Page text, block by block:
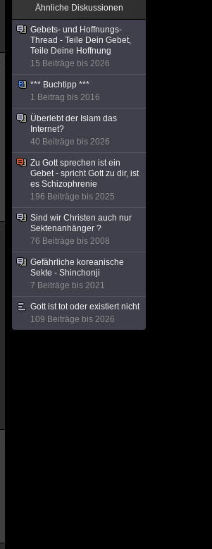
Ähnliche Diskussionen
Gebets- und Hoffnungs-
Thread - Teile Dein Gebet,
Teile Deine Hoffnung
15 Beiträge bis 2026
*** Buchtipp ***
1 Beitrag bis 2016
Überlebt der Islam das
Internet?
40 Beiträge bis 2026
Zu Gott sprechen ist ein
Gebet - spricht Gott zu dir, ist
es Schizophrenie
196 Beiträge bis 2025
Sind wir Christen auch nur
Sektenanhänger ?
76 Beiträge bis 2008
Gefährliche koreanische
Sekte - Shinchonji
7 Beiträge bis 2021
Gott ist tot oder existiert nicht
109 Beiträge bis 2026